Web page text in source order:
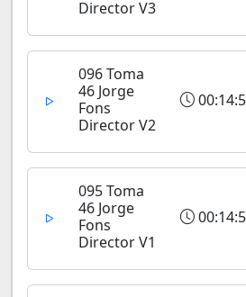
Director V3
096 Toma
46 Jorge
Fons
Director V2
095 Toma
46 Jorge
Fons
Director V1